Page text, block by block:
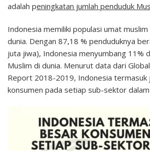
adalah peningkatan jumlah penduduk
Indonesia memiliki populasi umat
dunia. Dengan 87,18 % penduduknya
juta jiwa), Indonesia menyumbang 11%
Muslim di dunia. Menurut data dari
Report 2018-2019, Indonesia termasuk
konsumen pada setiap sub-sektor